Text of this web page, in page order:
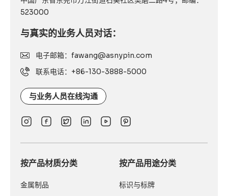
523000
与真实的业务人员对话：
电子邮箱：fawang@asnypin.com
联系电话：+86-130-3888-5000
与业务人员在线沟通
按产品材质分类
金属制品
按产品用途分类
标识与标牌